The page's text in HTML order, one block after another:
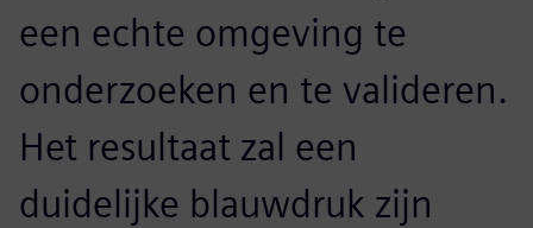
een echte omgeving te
onderzoeken en te valideren.
Het resultaat zal een
duidelijke blauwdruk zijn